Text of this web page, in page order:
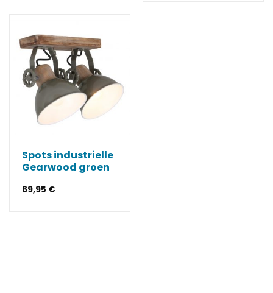
Spots industrielle
Gearwood groen
69,95 €